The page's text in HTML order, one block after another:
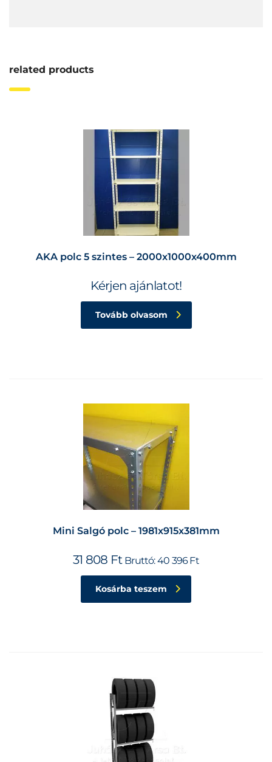
related products
AKA polc 5 szintes – 2000x1000x400mm
Kérjen ajánlatot!
Tovább olvasom
Mini Salgó polc – 1981x915x381mm
31 808 Ft Bruttó:40 396Ft
Kosárba teszem